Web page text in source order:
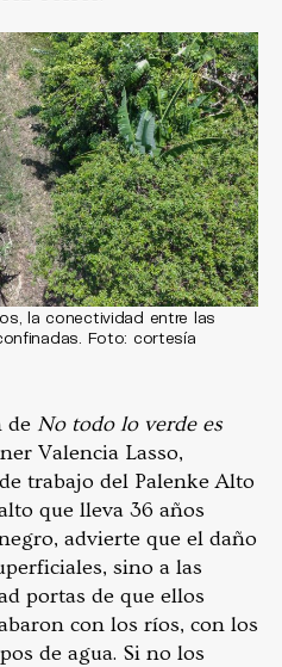
la conectividad entre las
Foto: cortesía
de No todo lo verde es
Valencia Lasso,
trabajo del Palenke Alto
que lleva 36 años
advierte que el daño
sino a las
portas de que ellos
con los ríos, con los
de agua. Si no los